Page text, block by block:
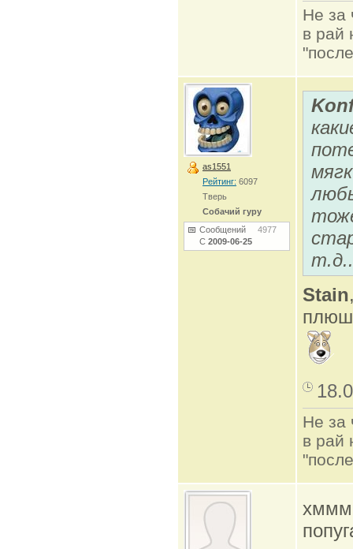
Не за
в рай
as1551
Рейтинг: 6097
Тверь
Собачий гуру
Сообщений 4977
С 2009-06-25
Stain
Не за
в рай
хммм